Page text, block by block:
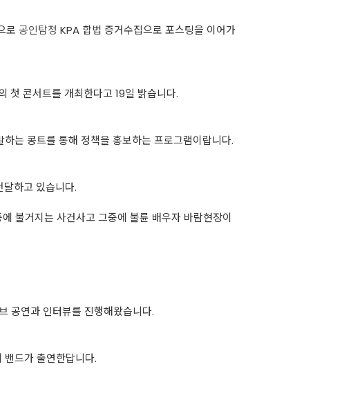
로 공인탐정 KPA 합법 증거수집으로 포스팅을 이어가
콘서트를 개최한다고 19일 밝습니다.
는 콩트를 통해 정책을 홍보하는 프로그램이랍니다.
하고 있습니다.
불거지는 사건사고 그중에 불륜 배우자 바람현장이
공연과 인터뷰를 진행해왔습니다.
밴드가 출연한답니다.